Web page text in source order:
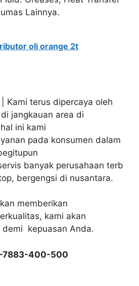
Lainnya.
oli orange 2t
Kami terus dipercaya oleh
jangkauan area di
ini kami
pada konsumen dalam
banyak perusahaan terb
bergengsi di nusantara.
memberikan
kami akan
kepuasan Anda.
7883-400-500